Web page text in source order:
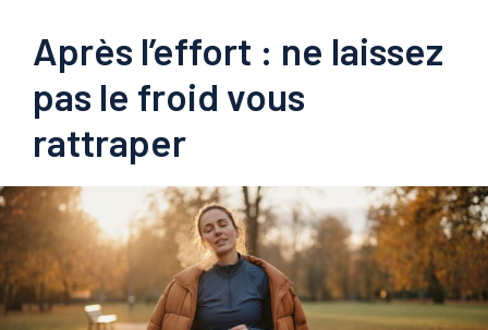
Après l’effort : ne laissez
pas le froid vous
rattraper